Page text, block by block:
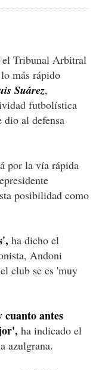
el Tribunal Arbitral
más rápido
Suárez,
futbolística
al defensa
por la vía rápida
posibilidad como
ha dicho el
Andoni
club se es 'muy
antes
ha indicado el
azulgrana.